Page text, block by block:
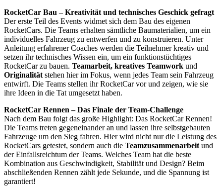
RocketCar Bau – Kreativität und technisches Geschick gefragt
Der erste Teil des Events widmet sich dem Bau des eigenen
RocketCars. Die Teams erhalten sämtliche Baumaterialien, um ein
individuelles Fahrzeug zu entwerfen und zu konstruieren. Unter
Anleitung erfahrener Coaches werden die Teilnehmer kreativ und
setzen ihr technisches Wissen ein, um ein funktionstüchtiges
RocketCar zu bauen. Teamarbeit, kreatives Teamwork und
Originalität stehen hier im Fokus, wenn jedes Team sein Fahrzeug
entwirft. Die Teams stellen ihr RocketCar vor und zeigen, wie sie
ihre Ideen in die Tat umgesetzt haben.
RocketCar Rennen – Das Finale der Team-Challenge
Nach dem Bau folgt das große Highlight: Das RocketCar Rennen!
Die Teams treten gegeneinander an und lassen ihre selbstgebauten
Fahrzeuge um den Sieg fahren. Hier wird nicht nur die Leistung des
RocketCars getestet, sondern auch die Teamzusammenarbeit und
der Einfallsreichtum der Teams. Welches Team hat die beste
Kombination aus Geschwindigkeit, Stabilität und Design? Beim
abschließenden Rennen zählt jede Sekunde, und die Spannung ist
garantiert!